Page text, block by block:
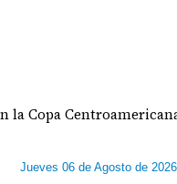
Centroamericana de la
Jueves 06 de Agosto de 2026